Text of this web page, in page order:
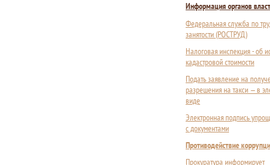
Информация органов
Федеральная служба по
занятости (РОСТРУД)
Налоговая инспекция - об
кадастровой стоимости
Подать заявление на
разрешения на такси — в
виде
Электронная подпись
с документами
Противодействие
Прокуратура информирует